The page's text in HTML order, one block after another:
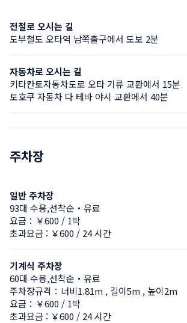
전철로 오시는 길
도부철도 오타역 남쪽출구에서 도보 2분
자동차로 오시는 길
키타칸토자동차도로 오타 기류 교환에서 15분
토호쿠 자동차 다 테바 야시 교환에서 40분
주차장
일반 주차장
93대 수용,선착순・유료
요금：￥600 / 1박
초과요금 : ￥600 / 24 시간
기계식 주차장
60대 수용,선착순・유료
주차장규격：너비1.81m , 길이5m , 높이2m
요금：￥600 / 1박
초과요금 : ￥600 / 24 시간